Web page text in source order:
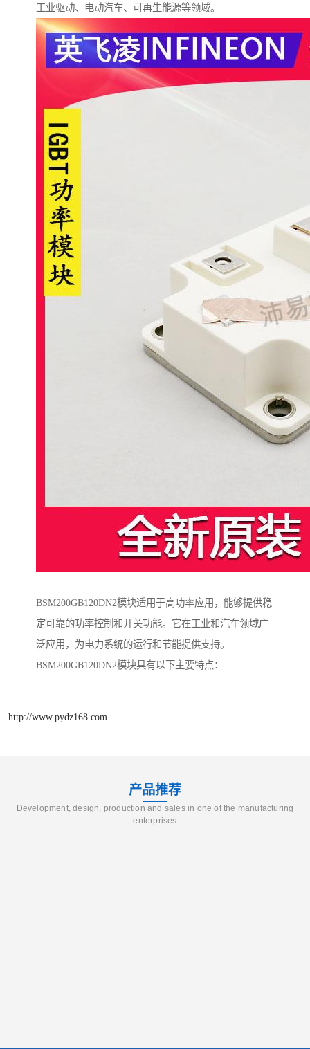
工业驱动、电动汽车、可再生能源等领域。
BSM200GB120DN2模块适用于高功率应用，能够提供稳
定可靠的功率控制和开关功能。它在工业和汽车领域广
泛应用，为电力系统的运行和节能提供支持。
BSM200GB120DN2模块具有以下主要特点：
http://www.pydz168.com
产品推荐
Development, design, production and sales in one of the manufacturing
enterprises